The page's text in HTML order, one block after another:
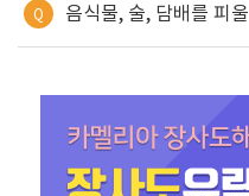
Q 음식물, 술, 담배를 피